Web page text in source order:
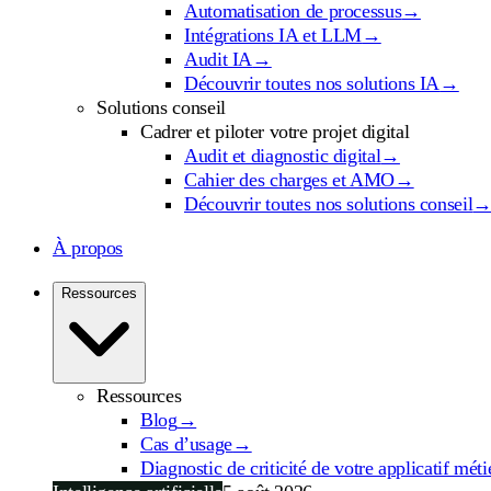
Automatisation de processus→
Intégrations IA et LLM→
Audit IA→
Découvrir toutes nos solutions IA→
Solutions conseil
Cadrer et piloter votre projet digital
Audit et diagnostic digital→
Cahier des charges et AMO→
Découvrir toutes nos solutions conseil→
À propos
Ressources
Ressources
Blog →
Cas d’usage→
Diagnostic de criticité de votre applicatif